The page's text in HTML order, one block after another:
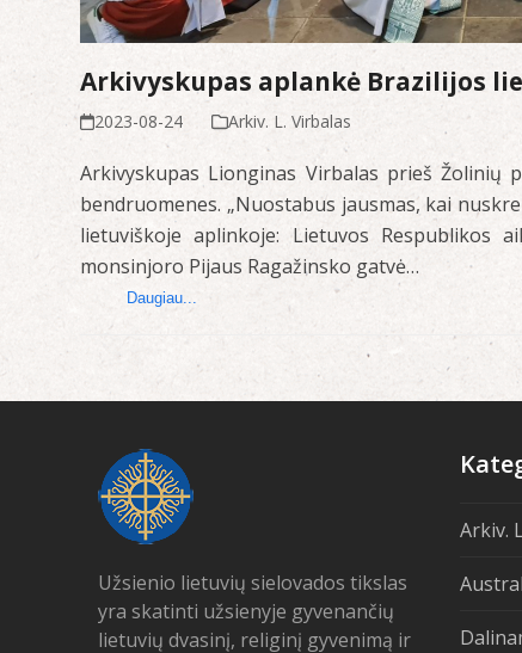
Arkivyskupas aplankė Brazilijos
2023-08-24 Arkiv. L. Virbalas
Arkivyskupas Lionginas Virbalas prieš Žolinių
bendruomenes. „Nuostabus jausmas, kai
lietuviškoje aplinkoje: Lietuvos Respublikos
monsinjoro Pijaus Ragažinsko gatvė…
Daugiau...
Užsienio lietuvių sielovados tikslas
yra skatinti užsienyje gyvenančių
lietuvių dvasinį, religinį gyvenimą ir
Arkiv.